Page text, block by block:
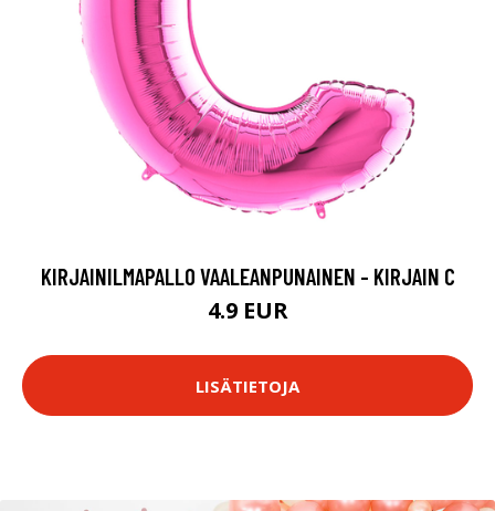
KIRJAINILMAPALLO VAALEANPUNAINEN - KIRJAIN C
4.9 EUR
LISÄTIETOJA